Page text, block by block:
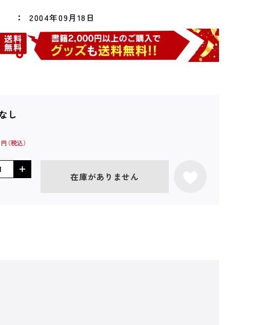
2004年09月18日
し
円
在庫がありません